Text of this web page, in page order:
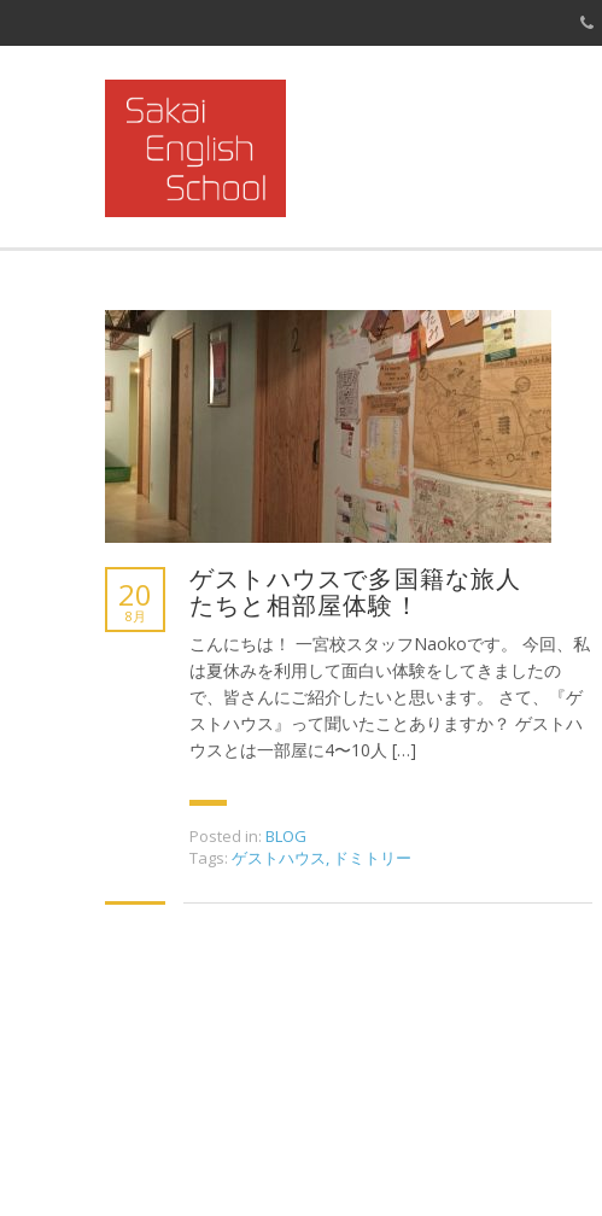
20
8月
ゲストハウスで多国籍な旅人
たちと相部屋体験！
こんにちは！ 一宮校スタッフNaokoです。 今回、私
は夏休みを利用して面白い体験をしてきましたの
で、皆さんにご紹介したいと思います。 さて、『ゲ
ストハウス』って聞いたことありますか？ ゲストハ
ウスとは一部屋に4〜10人 […]
Posted in: BLOG
Tags: ゲストハウス, ドミトリー